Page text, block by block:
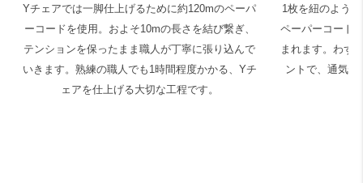
Yチェアでは一脚仕上げるために約120mのペーパ
ーコードを使用。およそ10mの長さを結び繋ぎ、
テンションを保ったまま職人が丁寧に張り込んで
いきます。熟練の職人でも1時間程度かかる、Yチ
ェアを仕上げる大切な工程です。
1枚を紐のよう
ペーパーコード
まれます。わず
ントで、通気